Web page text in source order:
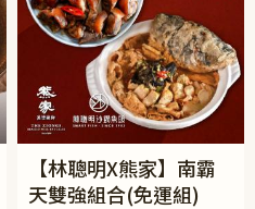
【林聰明X熊家】南霸
天雙強組合(免運組)